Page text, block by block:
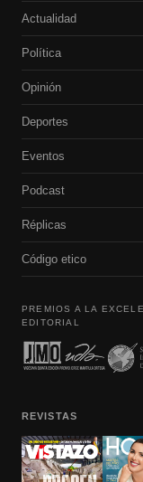
Actualidad
Política
Opinión
Deportes
Eventos
Podcast
Réplicas
Código etico
PREMIOS A LA
EDITORIAL
REVISTAS